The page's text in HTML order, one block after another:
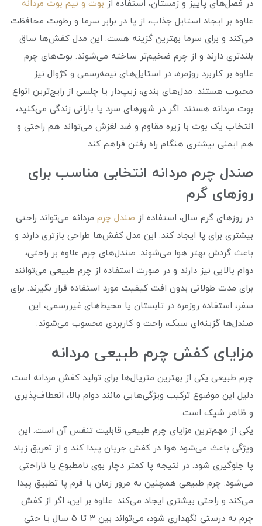
در فصل‌های پاییز و زمستان، استفاده از بوت و نیم بوت مردانه
علاوه بر ایجاد استایل جذاب، از پا در برابر سرما و رطوبت محافظت
می‌کند و برای سرما بهترین گزینه هست. این مدل کفش‌ها ساق
بلندتری دارند و از چرم ضخیم‌تر ساخته می‌شوند. بوت‌های چرم
علاوه بر کاربرد روزمره، در استایل‌های نیمه‌رسمی و کژوال نیز
محبوب هستند. مدل‌های بندی، زیپ‌دار یا چلسی از رایج‌ترین انواع
بوت مردانه هستند. اگر در شهرهای سرد یا بارانی زندگی می‌کنید،
انتخاب یک بوت با زیره مقاوم و ضد لغزش می‌تواند هم راحتی و
هم ایمنی بیشتری هنگام راه رفتن فراهم کند.
صندل چرم مردانه انتخابی مناسب برای
روزهای گرم
در روزهای گرم سال، استفاده از صندل چرم مردانه می‌تواند راحتی
بیشتری برای پا ایجاد کند. این مدل کفش‌ها طراحی بازتری دارند و
باعث گردش بهتر هوا می‌شوند. صندل‌های چرم علاوه بر راحتی،
دوام بالایی نیز دارند و در صورت استفاده از چرم طبیعی می‌توانند
برای مدت طولانی بدون افت کیفیت مورد استفاده قرار بگیرند. برای
سفر، استفاده روزمره در تابستان یا محیط‌های غیررسمی، این
صندل‌ها گزینه‌ای سبک، راحت و کاربردی محسوب می‌شوند.
مزایای کفش چرم طبیعی مردانه
چرم طبیعی یکی از بهترین متریال‌ها برای تولید کفش مردانه است.
دلیل این موضوع ترکیب ویژگی‌هایی مانند دوام بالا، انعطاف‌پذیری
و ظاهر شیک است.
یکی از مهم‌ترین مزایای چرم طبیعی قابلیت تنفس آن است. این
ویژگی باعث می‌شود هوا در کفش جریان پیدا کند و از تعریق زیاد
پا جلوگیری شود. در نتیجه پا کمتر دچار بوی نامطبوع یا ناراحتی
می‌شود. چرم طبیعی همچنین به مرور زمان با فرم پا تطبیق پیدا
می‌کند و راحتی بیشتری ایجاد می‌کند. علاوه بر این، اگر از کفش
چرم به درستی نگهداری شود، می‌تواند بین ۳ تا ۵ سال یا حتی